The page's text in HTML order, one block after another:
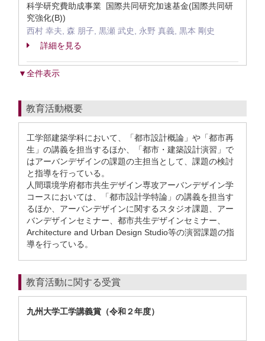
科学研究費助成事業 国際共同研究加速基金(国際共同研
究強化(B))
西村 幸夫, 森 朋子, 黒瀬 武史, 永野 真義, 黒本 剛史
詳細を見る
▼全件表示
教育活動概要
工学部建築学科において、「都市設計概論」や「都市再
生」の講義を担当するほか、「都市・建築設計演習」で
はアーバンデザインの課題の主担当として、課題の検討
と指導を行っている。
人間環境学府都市共生デザイン専攻アーバンデザイン学
コースにおいては、「都市設計学特論」の講義を担当す
るほか、アーバンデザインに関するスタジオ課題、アー
バンデザインセミナー、都市共生デザインセミナー、
Architecture and Urban Design Studio等の演習課題の指
導を行っている。
教育活動に関する受賞
九州大学工学講義賞（令和２年度）